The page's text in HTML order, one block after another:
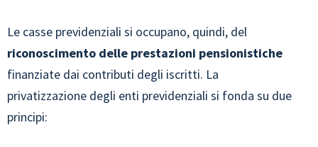
Le casse previdenziali si occupano, quindi, del
riconoscimento delle prestazioni pensionistiche
finanziate dai contributi degli iscritti. La
privatizzazione degli enti previdenziali si fonda su due
principi: